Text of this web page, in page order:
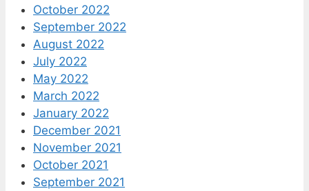
October 2022
September 2022
August 2022
July 2022
May 2022
March 2022
January 2022
December 2021
November 2021
October 2021
September 2021